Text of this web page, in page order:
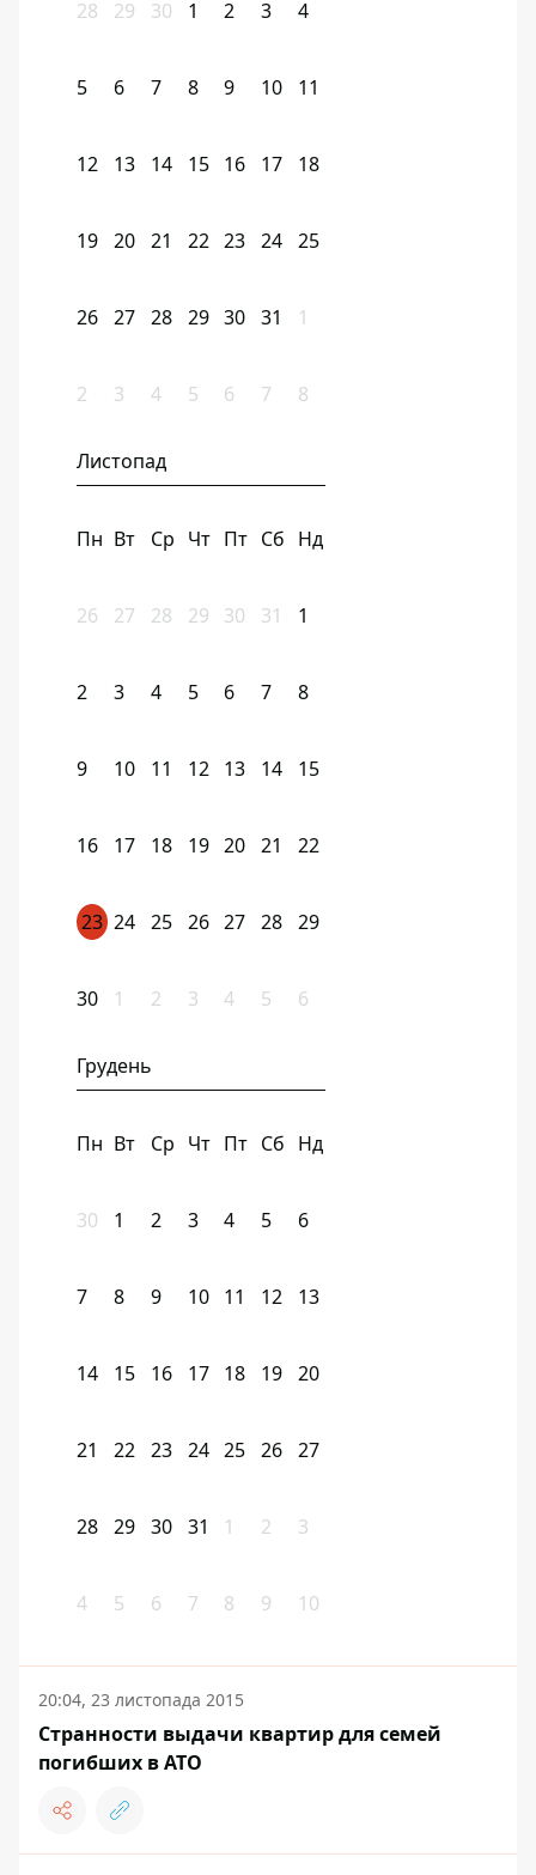
28 29 30 1 2 3 4
5 6 7 8 9 10 11
12 13 14 15 16 17 18
19 20 21 22 23 24 25
26 27 28 29 30 31 1
2 3 4 5 6 7 8
Листопад
Пн Вт Ср Чт Пт Сб Нд
26 27 28 29 30 31 1
2 3 4 5 6 7 8
9 10 11 12 13 14 15
16 17 18 19 20 21 22
23 24 25 26 27 28 29
30 1 2 3 4 5 6
Грудень
Пн Вт Ср Чт Пт Сб Нд
30 1 2 3 4 5 6
7 8 9 10 11 12 13
14 15 16 17 18 19 20
21 22 23 24 25 26 27
28 29 30 31 1 2 3
4 5 6 7 8 9 10
20:04, 23 листопада 2015
Странности выдачи квартир для семей
погибших в АТО